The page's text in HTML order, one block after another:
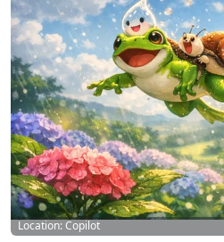
Location: Copilot